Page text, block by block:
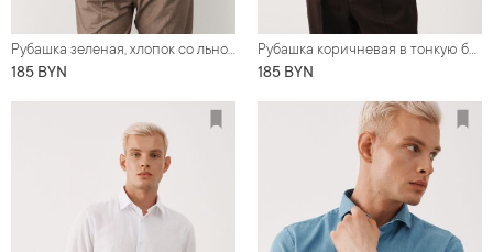
Рубашка зеленая, хлопок со льном, акула воротник (Regular Fit)
185 BYN
Рубашка коричневая в тонкую белую полоску, лён с хлопком
185 BYN